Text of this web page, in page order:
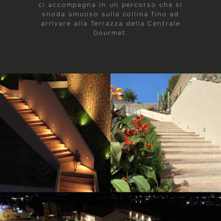
ci accompagna in un percorso che si
snoda sinuoso sulla collina fino ad
arrivare alla Terrazza della Centrale
Gourmet.